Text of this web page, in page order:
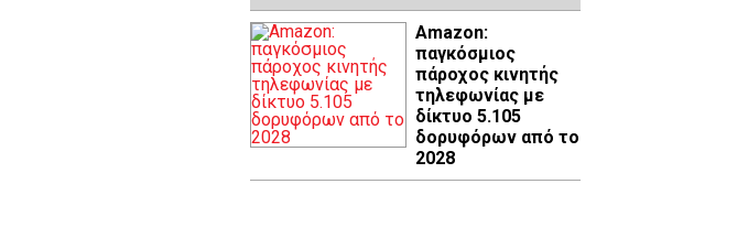
Amazon:
παγκόσμιος
πάροχος κινητής
τηλεφωνίας με
δίκτυο 5.105
δορυφόρων από το
2028